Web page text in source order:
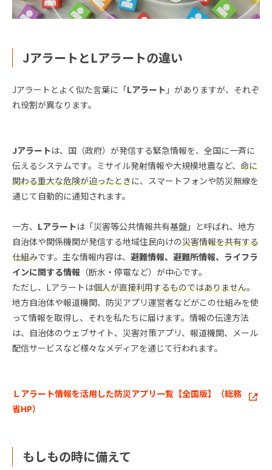
JアラートとLアラートの違い
Jアラートとよく似た言葉に「Lアラート 」がありますが、それぞ
れ役割が異なります。
Jアラートは、国（政府）が発信する緊急情報を、全国に一斉に
伝えるシステムです。ミサイル発射情報や大規模地震など、 命に
関わる重大な危険が迫ったときに、スマートフォンや防災無線を
通じて自動的に通知されます。
一方、 Lアラートは「災害等公共情報共有基盤」と呼ばれ、地方
自治体や関係機関が発信する地域住民向けの災害情報を共有する
仕組みです。主な情報内容は、 避難情報、避難所情報、ライフラ
インに関する情報 （断水・停電など）が中心です。
ただし、Lアラートは個人が直接利用するものではありません。
地方自治体や報道機関、防災アプリ運営者などがこの仕組みを使
って情報を取得し、それを私たちに届けます。情報の伝達方法
は、自治体のウェブサイト、災害対策アプリ、報道機関、メール
配信サービスなど様々なメディアを通じて行われます。
Ｌアラート情報を活用した防災アプリ一覧【全国版】（総務
省HP）
もしもの時に備えて